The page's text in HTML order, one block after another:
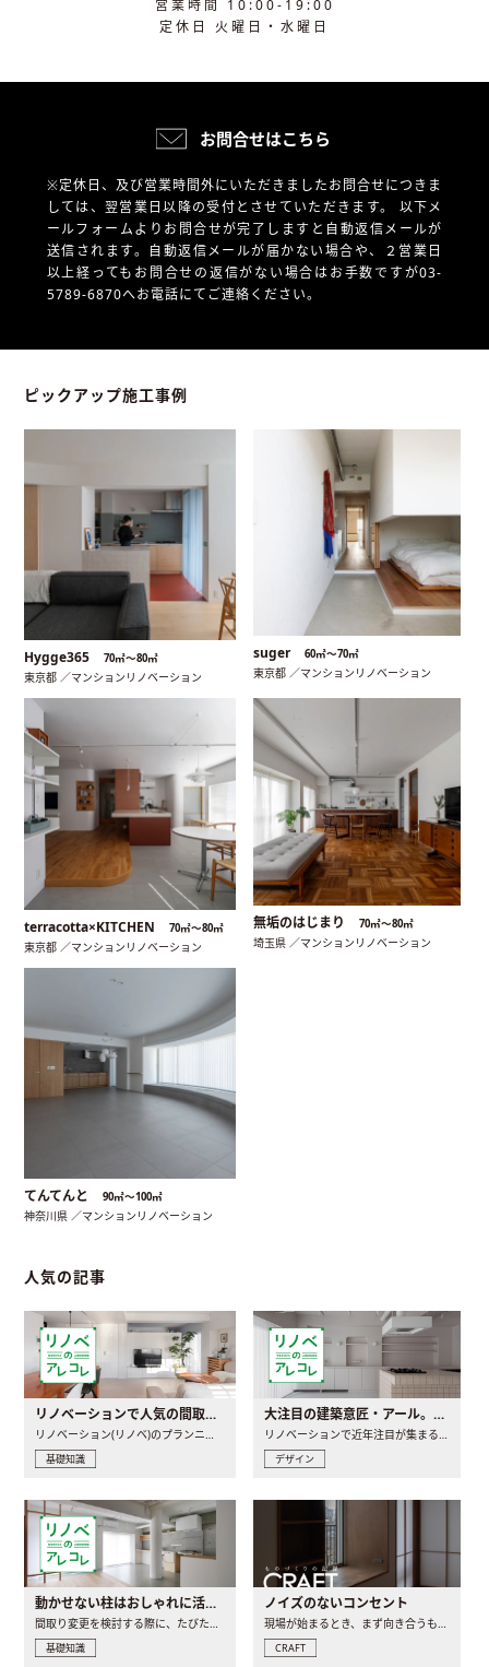
営業時間 10:00-19:00
定休日 火曜日・水曜日
お問合せはこちら
※定休日、及び営業時間外にいただきましたお問合せにつきま
しては、翌営業日以降の受付とさせていただきます。 以下メ
ールフォームよりお問合せが完了しますと自動返信メールが
送信されます。自動返信メールが届かない場合や、
２営業日
以上経ってもお問合せの返信がない場合はお手数ですが03-
5789-6870へお電話にてご連絡ください。
ピックアップ施工事例
Hygge365 70㎡〜80㎡
東京都 ／マンションリノベーション
suger 60㎡〜70㎡
東京都 ／マンションリノベーション
terracotta×KITCHEN 70㎡〜80㎡
東京都 ／マンションリノベーション
無垢のはじまり 70㎡〜80㎡
埼玉県 ／マンションリノベーション
てんてんと 90㎡〜100㎡
神奈川県 ／マンションリノベーション
人気の記事
リノベーションで人気の間取りとは？トレンドの間取りと実例を徹底解説
リノベーション(リノベ)のプランニングで一番最初に決めるのは..
基礎知識
大注目の建築意匠・アール。人気の理由と空間に取り入れるポイント
リノベーションで近年注目が集まる建築意匠の一つであるアール..
デザイン
動かせない柱はおしゃれに活用！柱を魅せるリノベーション(リノベ)4選
間取り変更を検討する際に、たびたび皆さんの頭を悩ませる動か..
基礎知識
ノイズのないコンセント
現場が始まるとき、まず向き合うものの一つがコンセントです..
CRAFT